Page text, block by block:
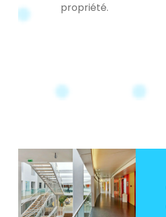
propriété.